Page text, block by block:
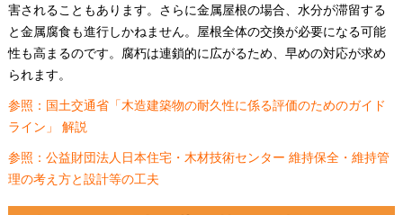
害されることもあります。さらに金属屋根の場合、水分が滞留する
と金属腐食も進行しかねません。屋根全体の交換が必要になる可能
性も高まるのです。腐朽は連鎖的に広がるため、早めの対応が求め
られます。
参照：国土交通省「木造建築物の耐久性に係る評価のためのガイド
ライン」 解説
参照：公益財団法人日本住宅・木材技術センター 維持保全・維持管
理の考え方と設計等の工夫